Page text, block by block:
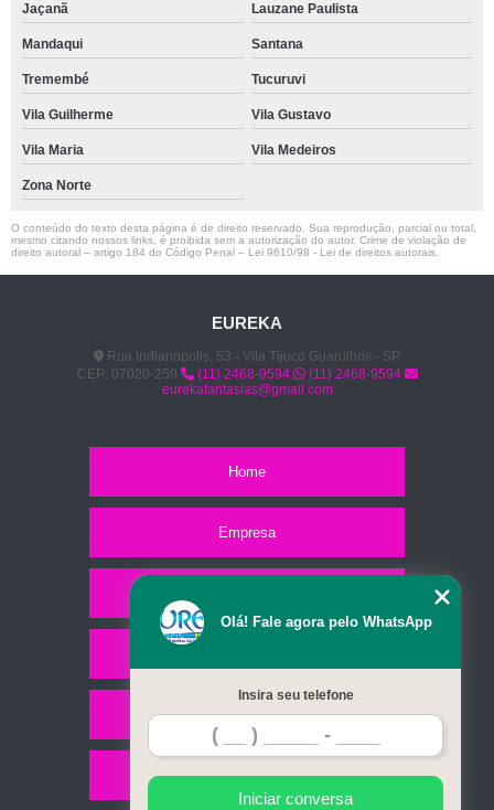
Jaçanã Lauzane Paulista
Mandaqui Santana
Tremembé Tucuruvi
Vila Guilherme Vila Gustavo
Vila Maria Vila Medeiros
Zona Norte
O conteúdo do texto desta página é de direito reservado. Sua reprodução, parcial ou total,
mesmo citando nossos links, é proibida sem a autorização do autor. Crime de violação de
direito autoral – artigo 184 do Código Penal – Lei 9610/98 - Lei de direitos autorais
EUREKA
Rua Indianópolis, 53 - Vila Tijuco Guarulhos - SP
CEP: 07020-250
(11) 2468-9594
(11) 2468-9594
eurekafantasias@gmail.com
Home
Empresa
Contato
Mapa do site
Olá! Fale agora pelo WhatsApp
Insira seu telefone
Iniciar conversa